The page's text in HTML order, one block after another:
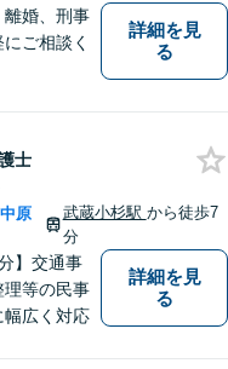
離婚、刑事
ご相談く
詳細を見
る
士
原
武蔵小杉駅 から徒歩7
分
】交通事
理等の民事
幅広く対応
詳細を見
る